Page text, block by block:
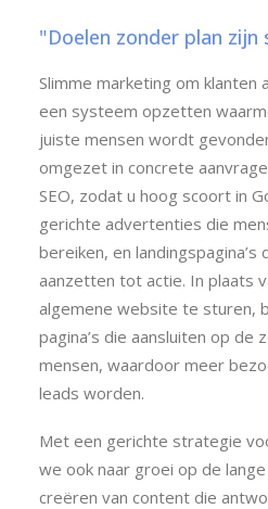
"Doelen zonder plan
Slimme marketing om
een systeem opzetten
juiste mensen wordt
omgezet in concrete
SEO, zodat u hoog scoort in
gerichte advertenties die
bereiken, en landingspagina’s
aanzetten tot actie. In plaats
algemene website te sturen,
pagina’s die aansluiten op de
mensen, waardoor meer
leads worden.
Met een gerichte strategie
we ook naar groei op de
creëren van content die